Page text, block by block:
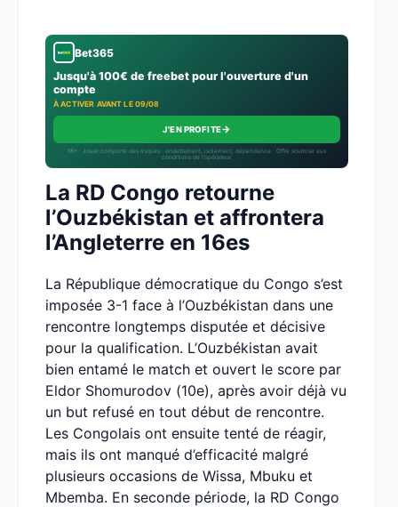
Bet365
Jusqu'à 100€ de freebet pour l'ouverture d'un
compte
À ACTIVER AVANT LE 09/08
J'EN PROFITE→
18+ · Jouer comporte des risques : endettement, isolement, dépendance · Offre soumise aux
conditions de l’opérateur.
La RD Congo retourne
l’Ouzbékistan et affrontera
l’Angleterre en 16es
La République démocratique du Congo s’est
imposée 3-1 face à l’Ouzbékistan dans une
rencontre longtemps disputée et décisive
pour la qualification. L’Ouzbékistan avait
bien entamé le match et ouvert le score par
Eldor Shomurodov (10e), après avoir déjà vu
un but refusé en tout début de rencontre.
Les Congolais ont ensuite tenté de réagir,
mais ils ont manqué d’efficacité malgré
plusieurs occasions de Wissa, Mbuku et
Mbemba. En seconde période, la RD Congo